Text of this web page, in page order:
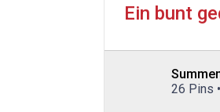
Ein bunt
26 Pins